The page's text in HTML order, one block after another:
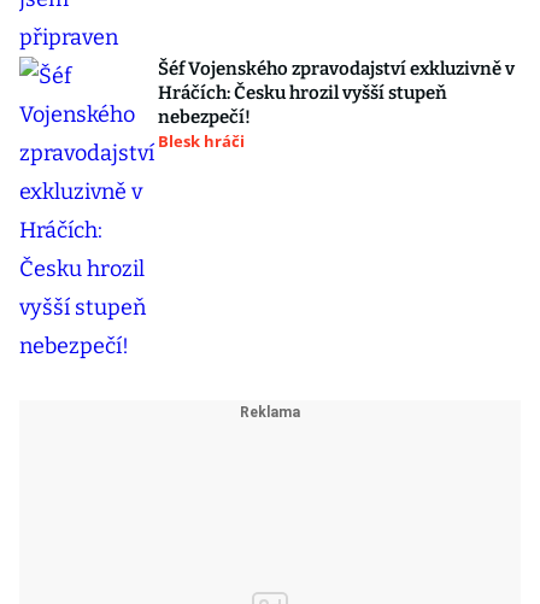
Šéf Vojenského zpravodajství exkluzivně v
Hráčích: Česku hrozil vyšší stupeň
nebezpečí!
Blesk hráči